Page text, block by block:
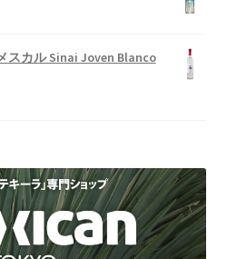
スカル Sinai Joven Blanco